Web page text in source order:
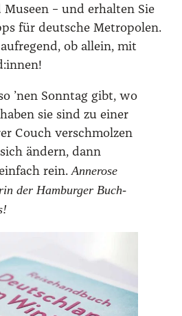
– und erhal­ten Sie
für deut­sche Metro­po­len.
ob allein, mit
’nen Sonn­tag gibt, wo
sie sind zu einer
Couch ver­schmol­zen
ändern, dann
rein.Anne­ro­se
der Ham­bur­ger Buch­